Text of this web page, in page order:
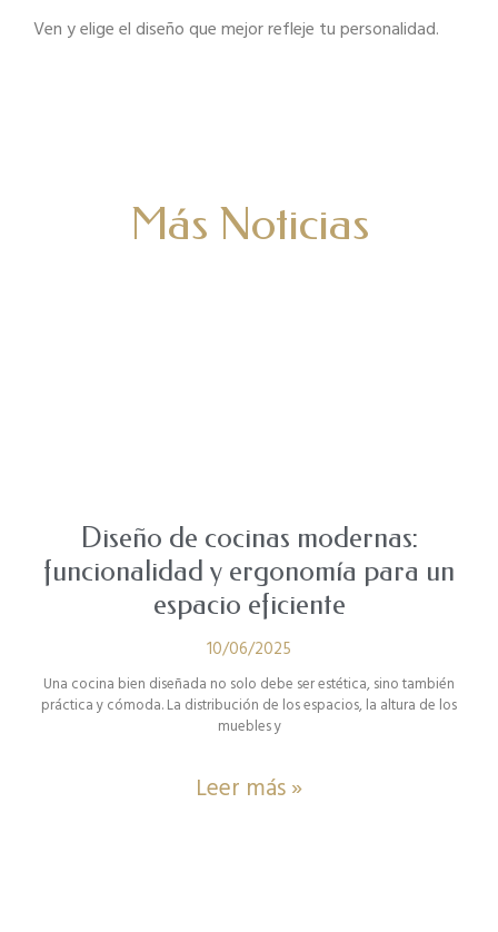
Ven y elige el diseño que mejor refleje tu personalidad.
Más Noticias
Diseño de cocinas modernas:
funcionalidad y ergonomía para un
espacio eficiente
10/06/2025
Una cocina bien diseñada no solo debe ser estética, sino también
práctica y cómoda. La distribución de los espacios, la altura de los
muebles y
Leer más »